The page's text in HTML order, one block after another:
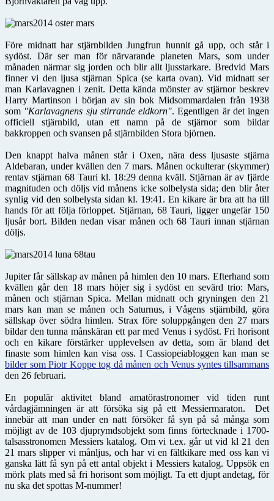
Före midnatt har stjärnbilden Jungfrun hunnit gå upp, och står i
sydöst. Där ser man för närvarande planeten Mars, som under
månaden närmar sig jorden och blir allt ljusstarkare. Bredvid Mars
finner vi den ljusa stjärnan Spica (se karta ovan). Vid midnatt ser
man Karlavagnen i zenit. Detta kända mönster av stjärnor beskrev
Harry Martinson i början av sin bok Midsommardalen från 1938
som "Karlavagnens sju stirrande eldkorn". Egentligen är det ingen
officiell stjärnbild, utan ett namn på de stjärnor som bildar
bakkroppen och svansen på stjärnbilden Stora björnen.
Den knappt halva månen står i Oxen, nära dess ljusaste stjärna
Aldebaran, under kvällen den 7 mars. Månen ockulterar (skymmer)
rentav stjärnan 68 Tauri kl. 18:29 denna kväll. Stjärnan är av fjärde
magnituden och döljs vid månens icke solbelysta sida; den blir åter
synlig vid den solbelysta sidan kl. 19:41. En kikare är bra att ha till
hands för att följa förloppet. Stjärnan, 68 Tauri, ligger ungefär 150
ljusår bort. Bilden nedan visar månen och 68 Tauri innan stjärnan
döljs.
Jupiter får sällskap av månen på himlen den 10 mars. Efterhand som
kvällen går den 18 mars höjer sig i sydöst en sevärd trio: Mars,
månen och stjärnan Spica. Mellan midnatt och gryningen den 21
mars kan man se månen och Saturnus, i Vågens stjärnbild, göra
sällskap över södra himlen. Strax före soluppgången den 27 mars
bildar den tunna månskäran ett par med Venus i sydöst. Fri horisont
och en kikare förstärker upplevelsen av detta, som är bland det
finaste som himlen kan visa oss. I Cassiopeiabloggen kan man se
bilder som Piotr Koppe tog då månen och Venus syntes tillsammans
den 26 februari.
En populär aktivitet bland amatörastronomer vid tiden runt
vårdagjämningen är att försöka sig på ett Messiermaraton. Det
innebär att man under en natt försöker få syn på så många som
möjligt av de 103 djuprymdsobjekt som finns förtecknade i 1700-
talsasstronomen Messiers katalog. Om vi t.ex. går ut vid kl 21 den
21 mars slipper vi månljus, och har vi en fältkikare med oss kan vi
ganska lätt få syn på ett antal objekt i Messiers katalog. Uppsök en
mörk plats med så fri horisont som möjligt. Ta ett djupt andetag, för
nu ska det spottas M-nummer!